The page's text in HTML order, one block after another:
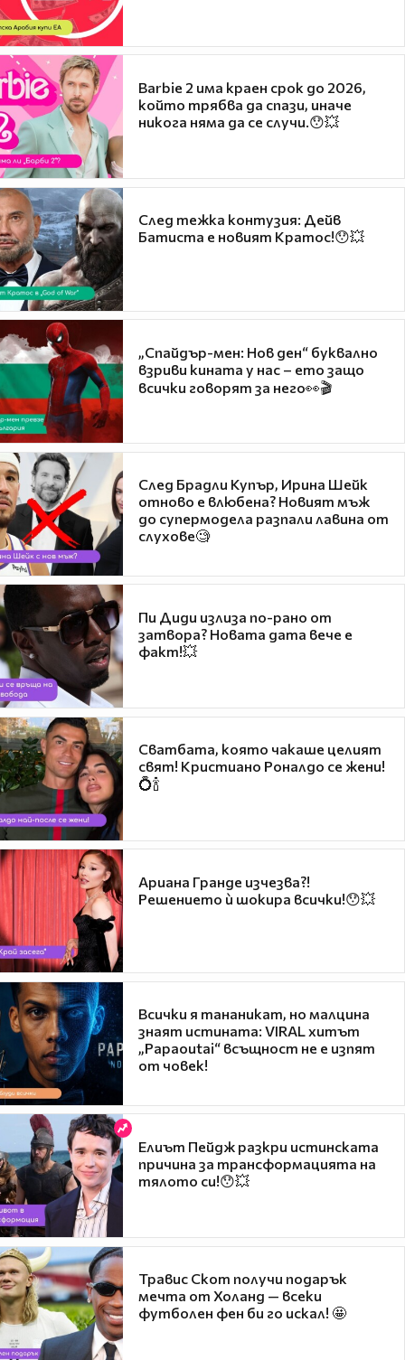
Barbie 2 има краен срок до 2026,
който трябва да спази, иначе
никога няма да се случи.😯💥
След тежка контузия: Дейв
Батиста е новият Кратос!😯💥
„Спайдър-мен: Нов ден“ буквално
взриви кината у нас – ето защо
всички говорят за него👀🎬
След Брадли Купър, Ирина Шейк
отново е влюбена? Новият мъж
до супермодела разпали лавина от
слухове🧐
Пи Диди излиза по-рано от
затвора? Новата дата вече е
факт!💥
Сватбата, която чакаше целият
свят! Кристиано Роналдо се жени!
💍🍾
Ариана Гранде изчезва?!
Решението ѝ шокира всички!😯💥
Всички я тананикат, но малцина
знаят истината: VIRAL хитът
„Papaoutai“ всъщност не е изпят
от човек!
Елиът Пейдж разкри истинската
причина за трансформацията на
тялото си!😯💥
Травис Скот получи подарък
мечта от Холанд — всеки
футболен фен би го искал! 🤩